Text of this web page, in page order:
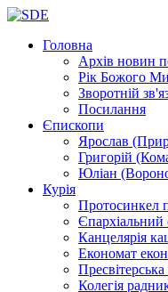
Головна
Архів новин
Рік Божого
Зворотній
Посилання
Єпископи
Ярослав
Григорій
Юліан
Курія
Протосинкел
Єпархіальний
Канцелярія
Економат
Пресвітерська
Колегія